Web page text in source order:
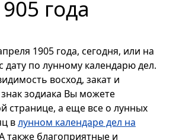
года
1905 года, сегодня, или на
по лунному календарю дел.
восход, закат и
зодиака Вы можете
странице, а еще все о лунных
влунном календаре дел на
также благоприятные и